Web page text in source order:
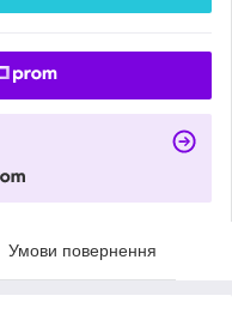
Умови повернення